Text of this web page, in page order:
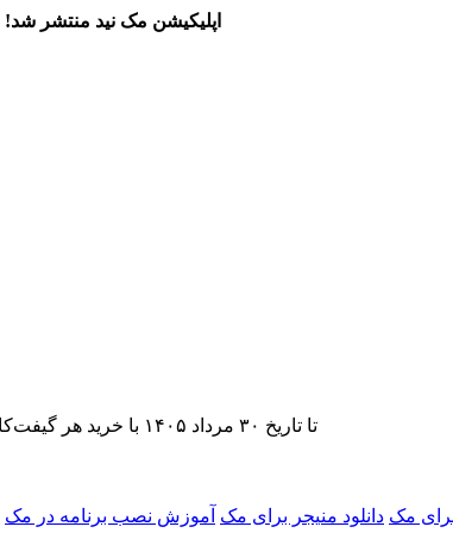
اپلیکیشن مک نید منتشر شد!
تا تاریخ ۳۰ مرداد ۱۴۰۵ با خرید هر گیفت‌کارت، ۲۰ درصد تخفیف اشتراک اپ‌استور مک نید را دریافت کنید.
مک دانلود منیجر برای مک آموزش نصب برنامه در مک